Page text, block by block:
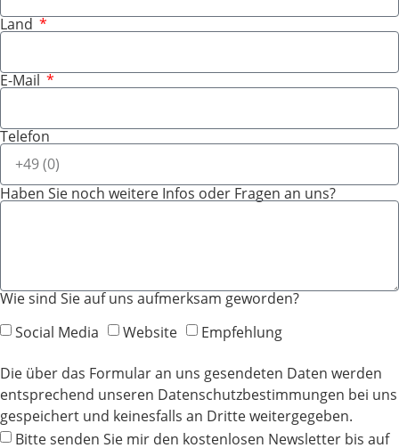
Land
E-Mail
Telefon
Haben Sie noch weitere Infos oder Fragen an uns?
Wie sind Sie auf uns aufmerksam geworden?
Social Media
Website Empfehlung
Die über das Formular an uns gesendeten Daten werden
entsprechend unseren Datenschutzbestimmungen bei uns
gespeichert und keinesfalls an Dritte weitergegeben.
Bitte senden Sie mir den kostenlosen Newsletter bis auf